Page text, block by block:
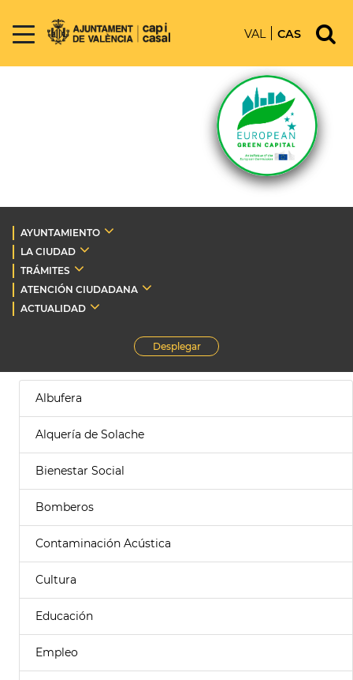
VAL CAS
AYUNTAMIENTO
LA CIUDAD
TRÁMITES
ATENCIÓN CIUDADANA
ACTUALIDAD
Desplegar
Albufera
Alquería de Solache
Bienestar Social
Bomberos
Contaminación Acústica
Cultura
Educación
Empleo